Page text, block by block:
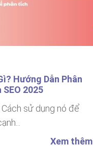
Hướng Dẫn Phân
2025
sử dụng nó để
Xem thêm